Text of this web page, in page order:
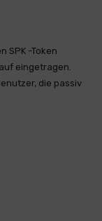
SPK -Token
eingetragen.
die passiv